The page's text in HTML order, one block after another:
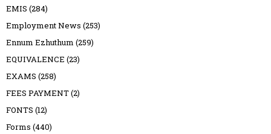
EMIS (284)
Employment News (253)
Ennum Ezhuthum (259)
EQUIVALENCE (23)
EXAMS (258)
FEES PAYMENT(2)
FONTS (12)
Forms (440)